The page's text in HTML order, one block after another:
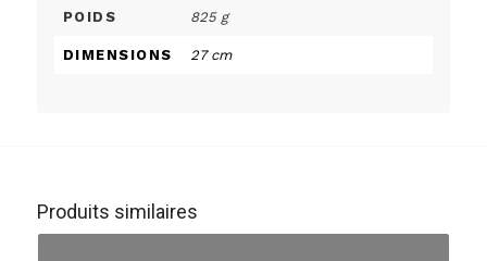
POIDS 825 g
DIMENSIONS 27 cm
Produits similaires